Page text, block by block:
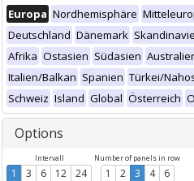
Europa Nordhemisphäre
Deutschland Dänemark
Afrika Ostasien Südasien
Italien/Balkan Spanien Türkei/
Schweiz Island Global Österreich
Options
Intervall
1 3 6 12 24
Number of panels in row
1 2 3 4 6